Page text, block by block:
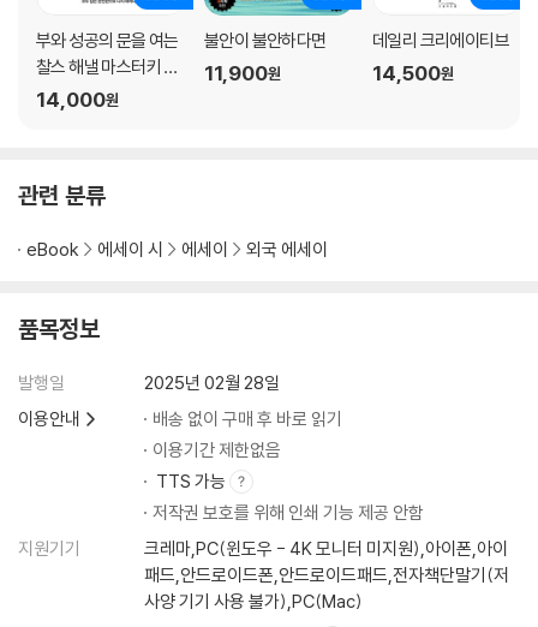
부와 성공의 문을 여는
찰스 해낼 마스터키 시
스템
14,000원
불안이 불안하다면
11,900원
데일리 크리에이티브
14,500원
관련 분류
eBook 에세이 시 에세이 외국 에세이
품목정보
발행일
2025년 02월 28일
이용안내
배송 없이 구매 후 바로 읽기
이용기간 제한없음
TTS 가능
저작권 보호를 위해 인쇄 기능 제공 안함
지원기기
크레마,PC(윈도우 - 4K 모니터 미지원),아이폰,아이
패드,안드로이드폰,안드로이드패드,전자책단말기(저
사양 기기 사용 불가),PC(Mac)